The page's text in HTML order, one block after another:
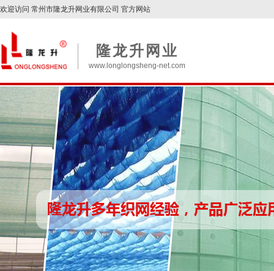
欢迎访问 常州市隆龙升网业有限公司 官方网站
隆龙升网业
www.longlongsheng-net.com